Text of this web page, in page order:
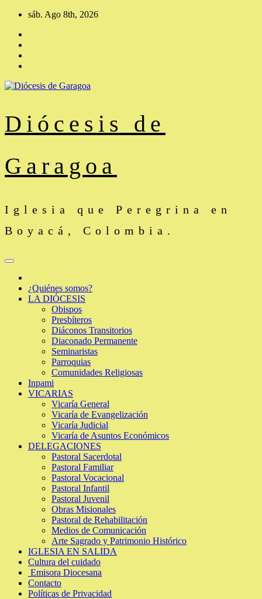
Saltar
contenido
sáb. Ago 8th, 2026
Diócesis de
Garagoa
Iglesia que Peregrina en
Boyacá, Colombia.
¿Quiénes somos?
LA DIÓCESIS
Obispos
Presbíteros
Diáconos Transitorios
Diaconado Permanente
Seminaristas
Parroquias
Comunidades Religiosas
Inpami
VICARIAS
Vicaría General
Vicaría de Evangelización
Vicaría Judicial
Vicaría de Asuntos Económicos
DELEGACIONES
Pastoral Sacerdotal
Pastoral Familiar
Pastoral Vocacional
Pastoral Infantil
Pastoral Juvenil
Obras Misionales
Pastoral de Rehabilitación
Medios de Comunicación
Arte Sagrado y Patrimonio Histórico
IGLESIA EN SALIDA
Cultura del cuidado
Emisora Diocesana
Contacto
Políticas de Privacidad